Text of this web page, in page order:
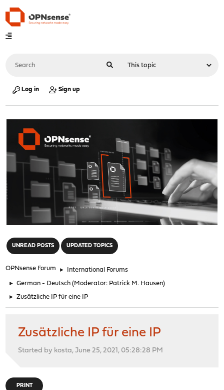
Log in Sign up
UNREAD POSTS UPDATED TOPICS
OPNsense Forum ► International Forums
► German - Deutsch (Moderator: Patrick M. Hausen)
► Zusätzliche IP für eine IP
Zusätzliche IP für eine IP
Started by kosta, June 25, 2021, 05:28:28 PM
PRINT